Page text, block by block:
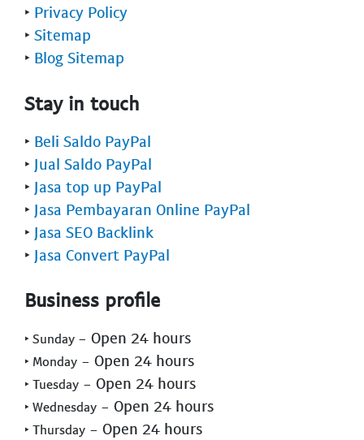
‣ Privacy Policy
‣ Sitemap
‣ Blog Sitemap
Stay in touch
‣ Beli Saldo PayPal
‣ Jual Saldo PayPal
‣ Jasa top up PayPal
‣ Jasa Pembayaran Online PayPal
‣ Jasa SEO Backlink
‣ Jasa Convert PayPal
Business profile
‣ Sunday - Open 24 hours
‣ Monday - Open 24 hours
‣ Tuesday - Open 24 hours
‣ Wednesday - Open 24 hours
‣ Thursday - Open 24 hours